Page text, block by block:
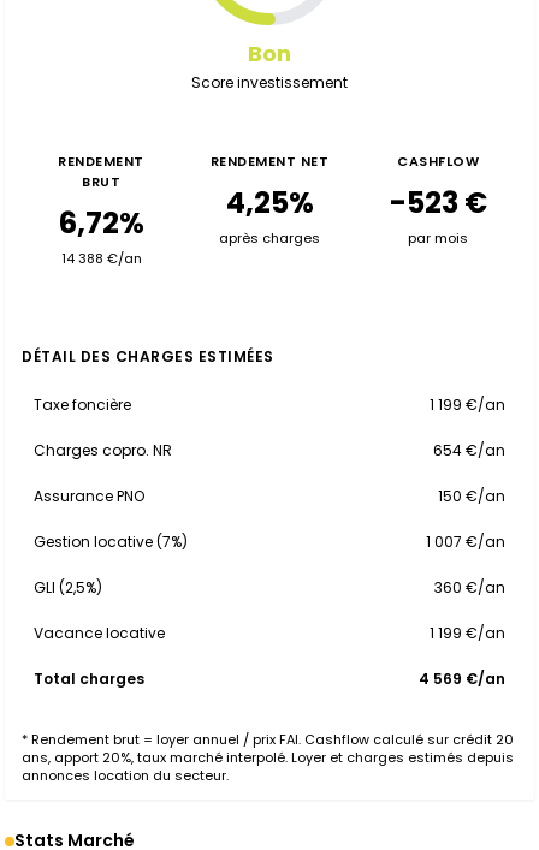
Bon
Score investissement
RENDEMENT
BRUT
6,72%
14 388 €/an
RENDEMENT NET
4,25%
après charges
CASHFLOW
-523 €
par mois
DÉTAIL DES CHARGES ESTIMÉES
Taxe foncière 1 199 €/an
Charges copro. NR 654 €/an
Assurance PNO 150 €/an
Gestion locative (7%) 1 007 €/an
GLI (2,5%) 360 €/an
Vacance locative 1 199 €/an
Total charges 4 569 €/an
* Rendement brut = loyer annuel / prix FAI. Cashflow calculé sur crédit 20
ans, apport 20%, taux marché interpolé. Loyer et charges estimés depuis
annonces location du secteur.
Stats Marché